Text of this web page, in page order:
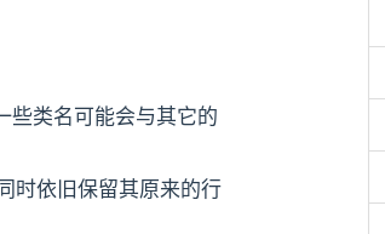
些类名可能会与其它的
时依旧保留其原来的行